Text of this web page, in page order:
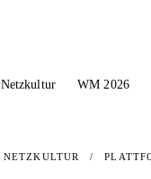
Netzkultur WM 2026
NETZKULTUR /